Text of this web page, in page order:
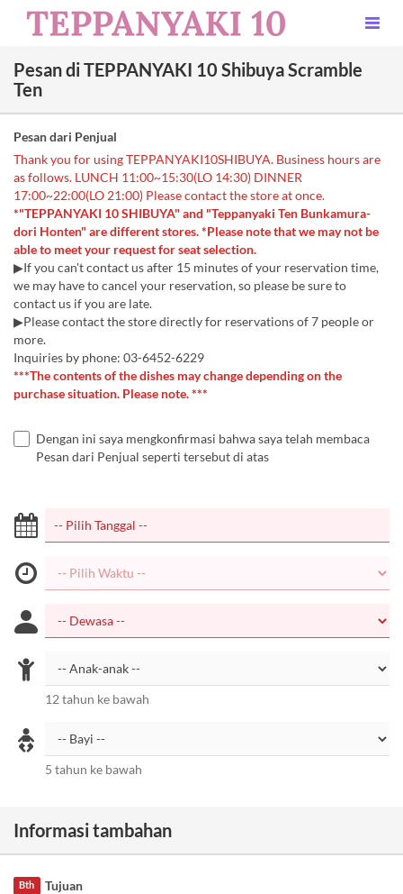
Pesan di TEPPANYAKI 10 Shibuya Scramble
Ten
Pesan dari Penjual
Thank you for using TEPPANYAKI10SHIBUYA. Business hours are
as follows. LUNCH 11:00~15:30(LO 14:30) DINNER
17:00~22:00(LO 21:00) Please contact the store at once.
*"TEPPANYAKI 10 SHIBUYA" and "Teppanyaki Ten Bunkamura-
dori Honten" are different stores. *Please note that we may not be
able to meet your request for seat selection.
▶If you can't contact us after 15 minutes of your reservation time,
we may have to cancel your reservation, so please be sure to
contact us if you are late.
▶Please contact the store directly for reservations of 7 people or
more.
Inquiries by phone: 03-6452-6229
***The contents of the dishes may change depending on the
purchase situation. Please note. ***
Dengan ini saya mengkonfirmasi bahwa saya telah membaca
Pesan dari Penjual seperti tersebut di atas
12 tahun ke bawah
5 tahun ke bawah
Informasi tambahan
Tujuan
Bth